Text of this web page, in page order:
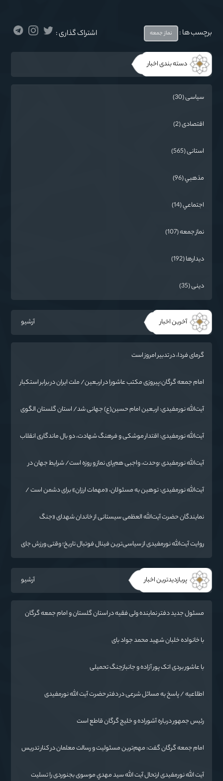
برچسب ها : نماز جمعه اشتراک گذاری :
دسته بندی اخبار
سیاسی (30)
اقتصادی (2)
استانی (565)
مذهبي (96)
اجتماعي (14)
نماز جمعه (107)
دیدارها (192)
دینی (35)
آخرین اخبار آرشیو
گرمای فردا، در تدبیر امروز است
امام جمعه گرگان:پیروزی مکتب عاشورا در اربعین/ ملت ایران در برابر استکبار
آیت‌الله نورمفیدی: اربعین امام حسین(ع) جهانی شد/ استان گلستان الگوی
آیت‌الله نورمفیدی: اقتدار موشکی و فرهنگ شهادت، دو بال ماندگاری انقلاب
آیت‌الله نورمفیدی :وحدت، واجبی هم‌پای نماز و روزه است/ شرایط جهان در
آیت‌الله نورمفیدی: توهین به مسئولان، «مهمات ارزان» برای دشمن است /
نمایندگان حضرت آیت‌الله العظمی سیستانی از خاندان شهدای «جنگ
روایت آیت‌الله نورمفیدی از سیاسی‌ترین فینال فوتبال تاریخ؛ وقتی ورزش جای
پربازدیدترین اخبار آرشیو
مسئول جدید دفتر نماینده ولی فقیه در استان گلستان و امام جمعه گرگان
با خانواده خلبان شهید محمد جواد بای
با عاشور بردی اتک پور آزاده و جانبازجنگ تحمیلی
اطلاعیه / پاسخ به مسائل شرعی در دفتر حضرت آیت الله نورمفیدی
رئیس جمهور درباره آشوراده و خلیج گرگان قاطع است
امام جمعه گرگان گفت: مهم‌ترین مسئولیت و رسالت معلمان در کنار تدریس
ایران اسلامی است.
آیت الله نورمفیدی ارتحال آیت الله سيد مهدي موسوی بجنوردی را تسلیت